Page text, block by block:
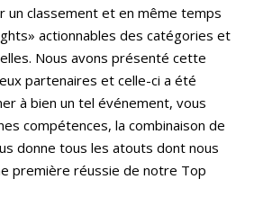
un classement et en même temps
actionnables des catégories et
Nous avons présenté cette
partenaires et celle-ci a été
à bien un tel événement, vous
compétences, la combinaison de
donne tous les atouts dont nous
première réussie de notre Top